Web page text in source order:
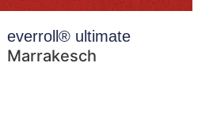
everroll® ultimate
Marrakesch